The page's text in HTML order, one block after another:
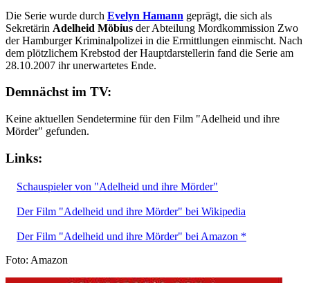
Die Serie wurde durch Evelyn Hamann geprägt, die sich als
Sekretärin Adelheid Möbius der Abteilung Mordkommission Zwo
der Hamburger Kriminalpolizei in die Ermittlungen einmischt. Nach
dem plötzlichem Krebstod der Hauptdarstellerin fand die Serie am
28.10.2007 ihr unerwartetes Ende.
Demnächst im TV:
Keine aktuellen Sendetermine für den Film "Adelheid und ihre
Mörder" gefunden.
Links:
Schauspieler von "Adelheid und ihre Mörder"
Der Film "Adelheid und ihre Mörder" bei Wikipedia
Der Film "Adelheid und ihre Mörder" bei Amazon *
Foto: Amazon